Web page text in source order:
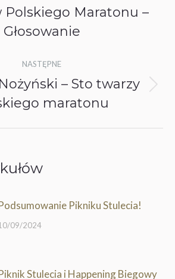
Poprzedni
wpis:
Polskiego Maratonu –
Głosowanie
NASTĘPNE
Następny
wpis:
– Sto twarzy
maratonu
Pikniku Stulecia!
09/2024
Stulecia i Happening Biegowy